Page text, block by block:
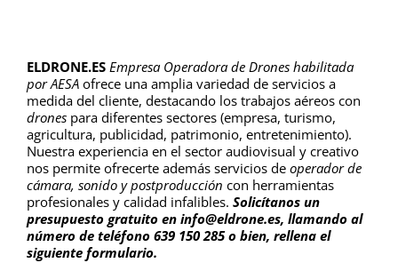
ELDRONE.ES Empresa Operadora de Drones habilitada
por AESA ofrece una amplia variedad de servicios a
medida del cliente, destacando los trabajos aéreos con
drones para diferentes sectores (empresa, turismo,
agricultura, publicidad, patrimonio, entretenimiento).
Nuestra experiencia en el sector audiovisual y creativo
nos permite ofrecerte además servicios de operador de
cámara, sonido y postproducción con herramientas
profesionales y calidad infalibles. Solicítanos un
presupuesto gratuito en info@eldrone.es, llamando al
número de teléfono 639 150 285 o bien, rellena el
siguiente formulario.